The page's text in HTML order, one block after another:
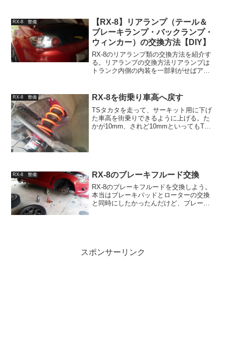
面、赤丸部分にあるのが灰皿照明の電
球。引っこ抜けば取...
RX-8 整備
【RX-8】リアランプ（テール＆
ブレーキランプ・バックランプ・
ウィンカー）の交換方法【DIY】
RX-8のリアランプ類の交換方法を紹介す
る。リアランプの交換方法リアランプは
トランク内側の内装を一部剥がせばアク
チックリベットを外す。これがはずれれ
ば、このパネルを上...
RX-8 整備 RX-8を街乗り車高へ戻す
TSタカタを走って、サーキット用に下げ
た車高を街乗りできるように上げる。た
かが10mm、されど10mmといってもTS
RX-8 整備 RX-8のブレーキフルード交換
RX-8のブレーキフルードを交換しよう。
本当はブレーキパッドとローターの交換
と同時にしたかったんだけど、ブレーキ
スポンサーリンク